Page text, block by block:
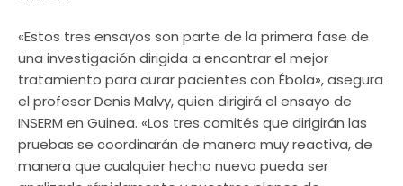
«Estos tres ensayos son parte de la primera fase de
una investigación dirigida a encontrar el mejor
tratamiento para curar pacientes con Ébola», asegura
el profesor Denis Malvy, quien dirigirá el ensayo de
INSERM en Guinea. «Los tres comités que dirigirán las
pruebas se coordinarán de manera muy reactiva, de
manera que cualquier hecho nuevo pueda ser